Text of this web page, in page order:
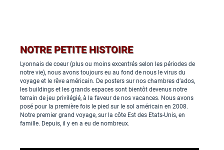
NOTRE PETITE HISTOIRE
Lyonnais de coeur (plus ou moins excentrés selon les périodes de
notre vie), nous avons toujours eu au fond de nous le virus du
voyage et le rêve américain. De posters sur nos chambres d’ados,
les buildings et les grands espaces sont bientôt devenus notre
terrain de jeu privilégié, à la faveur de nos vacances. Nous avons
posé pour la première fois le pied sur le sol américain en 2008.
Notre premier grand voyage, sur la côte Est des Etats-Unis, en
famille. Depuis, il y en a eu de nombreux.